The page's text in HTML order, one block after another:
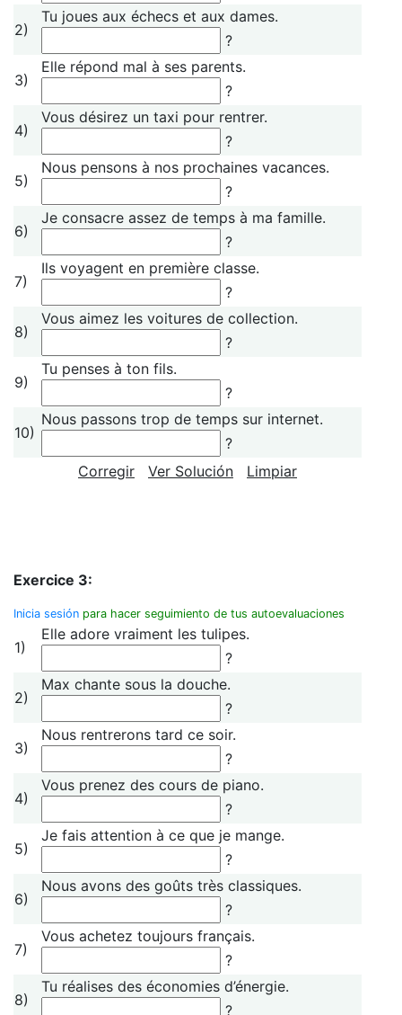
2)
Tu joues aux échecs et aux dames.
?
3)
Elle répond mal à ses parents.
?
4)
Vous désirez un taxi pour rentrer.
?
5)
Nous pensons à nos prochaines vacances.
?
6)
Je consacre assez de temps à ma famille.
?
7)
Ils voyagent en première classe.
?
8)
Vous aimez les voitures de collection.
?
9)
Tu penses à ton fils.
?
10)
Nous passons trop de temps sur internet.
?
Corregir
Ver Solución Limpiar
Exercice 3:
Inicia sesión para hacer seguimiento de tus autoevaluaciones
1)
Elle adore vraiment les tulipes.
?
2)
Max chante sous la douche.
?
3)
Nous rentrerons tard ce soir.
?
4)
Vous prenez des cours de piano.
?
5)
Je fais attention à ce que je mange.
?
6)
Nous avons des goûts très classiques.
?
7)
Vous achetez toujours français.
?
8)
Tu réalises des économies d’énergie.
?